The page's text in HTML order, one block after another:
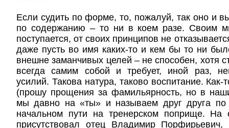
Если судить по форме, то, пожалуй, так оно и
по содержанию – то ни в коем разе. Своим
поступается, от своих принципов не
даже пусть во имя каких-то и кем бы то ни
внешне заманчивых целей – не способен, хотя
всегда самим собой и требует, иной раз,
усилий. Такова натура, таково воспитание.
(прошу прощения за фамильярность, но в
мы давно на «ты» и называем друг друга
начальном пути на тренерском поприще. На
присутствовал отец Владимир Порфирьевич,